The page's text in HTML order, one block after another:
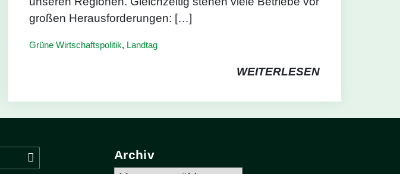
großen Herausforderungen: […]
Grüne Wirtschaftspolitik, Landtag
WEITERLESEN
Archiv